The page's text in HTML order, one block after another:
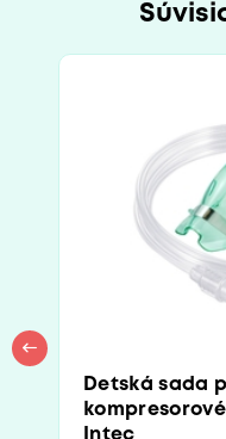
Detská sada
Intec